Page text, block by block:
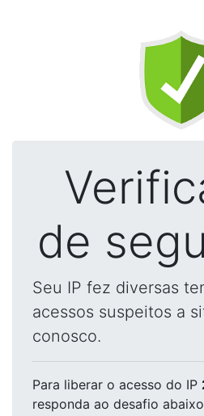
de
Seu IP fez diversas
acessos suspeitos a
conosco.
Para liberar o acesso do IP
responda ao desafio